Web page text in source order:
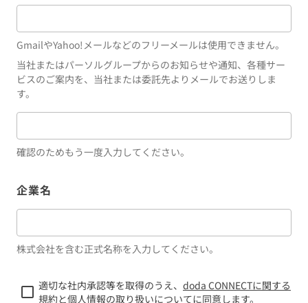
GmailやYahoo!メールなどのフリーメールは使用できません。
当社またはパーソルグループからのお知らせや通知、各種サー
ビスのご案内を、当社または委託先よりメールでお送りしま
す。
確認のためもう一度入力してください。
企業名
株式会社を含む正式名称を入力してください。
適切な社内承認等を取得のうえ、 doda CONNECTに関する
規約と個人情報の取り扱いについてに同意します。